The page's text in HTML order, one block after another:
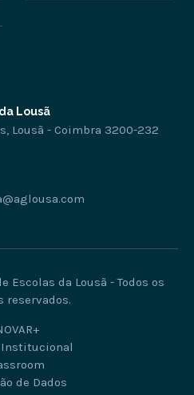
Lousã
Lousã - Coimbra 3200-232
Escolas da Lousã - Todos os
reservados.
Institucional
de Dados